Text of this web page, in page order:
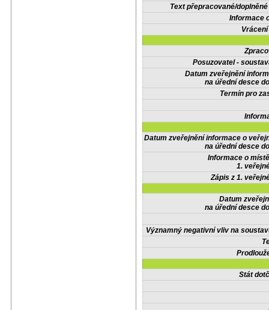
Text přepracované/
Informace
Posuzovatel -
Datum zveřejnění
na úřední desce
Termín pro
Datum zveřejnění informace o
na úřední desce
Informace o
1.
Zápis z 1.
Datum
na úřední desce
Významný negativní vliv na
Stát